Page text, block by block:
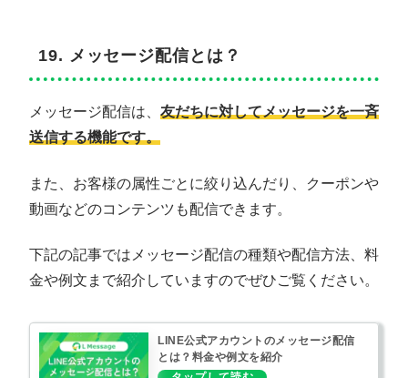
19. メッセージ配信とは？
メッセージ配信は、 友だちに対してメッセージを一斉
送信する機能です。
また、お客様の属性ごとに絞り込んだり、クーポンや
動画などのコンテンツも配信できます。
下記の記事ではメッセージ配信の種類や配信方法、料
金や例文まで紹介していますのでぜひご覧ください。
LINE公式アカウントのメッセージ配信
とは？料金や例文を紹介